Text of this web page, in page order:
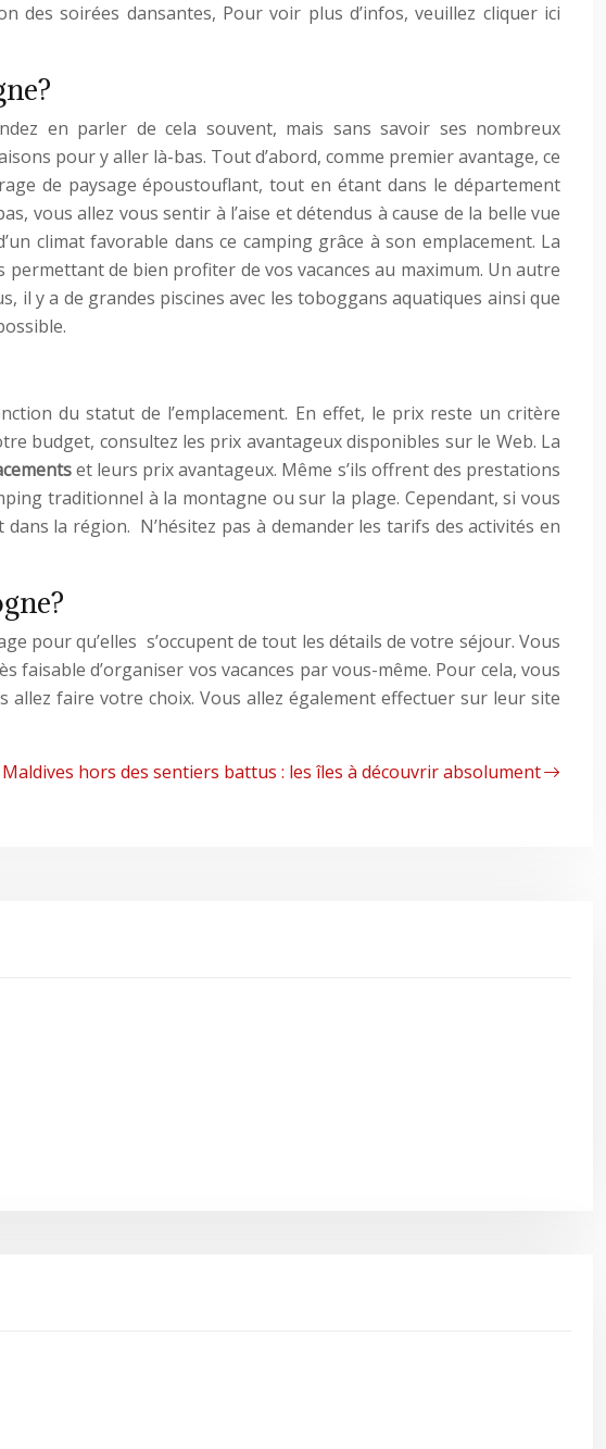
soirées dansantes, Pour voir plus d’infos, veuillez cliquer ici
en parler de cela souvent, mais sans savoir ses nombreux
pour y aller là-bas. Tout d’abord, comme premier avantage, ce
de paysage époustouflant, tout en étant dans le département
vous allez vous sentir à l’aise et détendus à cause de la belle vue
climat favorable dans ce camping grâce à son emplacement. La
de bien profiter de vos vacances au maximum. Un autre
il y a de grandes piscines avec les toboggans aquatiques ainsi que
du statut de l’emplacement. En effet, le prix reste un critère
budget, consultez les prix avantageux disponibles sur le Web. La
et leurs prix avantageux. Même s’ils offrent des prestations
traditionnel à la montagne ou sur la plage. Cependant, si vous
la région. N’hésitez pas à demander les tarifs des activités en
pour qu’elles s’occupent de tout les détails de votre séjour. Vous
d’organiser vos vacances par vous-même. Pour cela, vous
faire votre choix. Vous allez également effectuer sur leur site
Maldives hors des sentiers battus : les îles à découvrir absolument